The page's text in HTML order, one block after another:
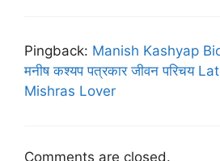
Pingback: Manish Kashyap
मनीष कश्यप पत्रकार जीवन परिचय
Mishras Lover
Comments are closed.